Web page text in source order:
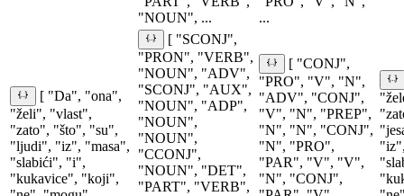
"NOUN", ...
...
[ "Da", "ona",
"želi", "vlast",
"zato", "što", "su",
"ljudi", "iz", "masa",
"slabići", "i",
"kukavice", "koji",
[ "SCONJ",
"PRON", "VERB",
"NOUN", "ADV",
"SCONJ", "AUX",
"NOUN", "ADP",
"NOUN",
"NOUN",
"CCONJ",
"NOUN", "DET",
"PART", "VERB",
[ "CONJ",
"PRO", "V", "N",
"ADV", "CONJ",
"V", "N", "PREP",
"N", "N", "CONJ",
"N", "PRO",
"PAR", "V", "V",
"N", "CONJ",